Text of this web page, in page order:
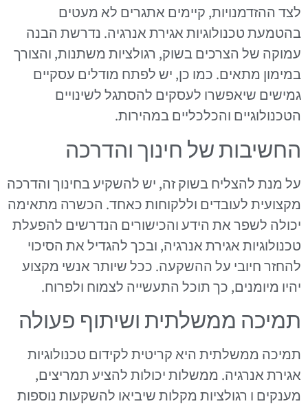
לצד ההזדמנויות, קיימים אתגרים לא מעטים
בהטמעת טכנולוגיות אגירת אנרגיה. נדרשת הבנה
עמוקה של הצרכים בשוק, רגולציות משתנות, והצורך
במימון מתאים. כמו כן, יש לפתח מודלים עסקיים
גמישים שיאפשרו לעסקים להסתגל לשינויים
הטכנולוגיים והכלכליים במהירות.
החשיבות של חינוך והדרכה
על מנת להצליח בשוק זה, יש להשקיע בחינוך והדרכה
מקצועית לעובדים וללקוחות כאחד. הכשרה מתאימה
יכולה לשפר את הידע והכישורים הנדרשים להפעלת
טכנולוגיות אגירת אנרגיה, ובכך להגדיל את הסיכוי
להחזר חיובי על ההשקעה. ככל שיותר אנשי מקצוע
יהיו מיומנים, כך תוכל התעשייה לצמוח ולפרוח.
תמיכה ממשלתית ושיתוף פעולה
תמיכה ממשלתית היא קריטית לקידום טכנולוגיות
אגירת אנרגיה. ממשלות יכולות להציע תמריצים,
מענקים ו רגולציות מקלות שיביאו להשקעות נוספות